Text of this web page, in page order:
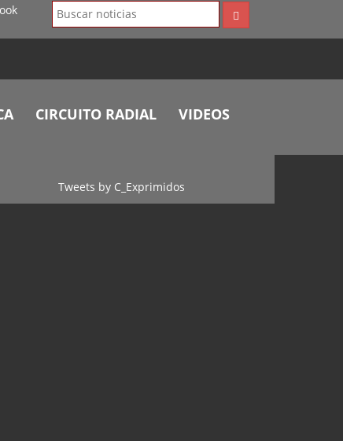
CIRCUITO RADIAL VIDEOS
Tweets by C_Exprimidos